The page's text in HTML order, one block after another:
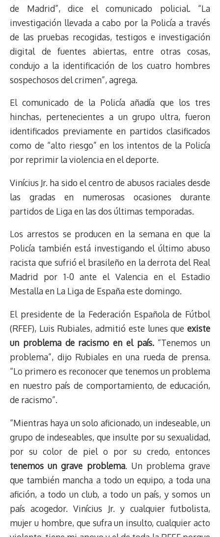
de Madrid”, dice el comunicado policial. “La
investigación llevada a cabo por la Policía a través
de las pruebas recogidas, testigos e investigación
digital de fuentes abiertas, entre otras cosas,
condujo a la identificación de los cuatro hombres
sospechosos del crimen”, agrega.
El comunicado de la Policía añadía que los tres
hinchas, pertenecientes a un grupo ultra, fueron
identificados previamente en partidos clasificados
como de “alto riesgo” en los intentos de la Policía
por reprimir la violencia en el deporte.
Vinícius Jr. ha sido el centro de abusos raciales desde
las gradas en numerosas ocasiones durante
partidos de Liga en las dos últimas temporadas.
Los arrestos se producen en la semana en que la
Policía también está investigando el último abuso
racista que sufrió el brasileño en la derrota del Real
Madrid por 1-0 ante el Valencia en el Estadio
Mestalla en La Liga de España este domingo.
El presidente de la Federación Española de Fútbol
(RFEF), Luis Rubiales, admitió este lunes que existe
un problema de racismo en el país. “Tenemos un
problema”, dijo Rubiales en una rueda de prensa.
“Lo primero es reconocer que tenemos un problema
en nuestro país de comportamiento, de educación,
de racismo”.
“Mientras haya un solo aficionado, un indeseable, un
grupo de indeseables, que insulte por su sexualidad,
por su color de piel o por su credo, entonces
tenemos un grave problema. Un problema grave
que también mancha a todo un equipo, a toda una
afición, a todo un club, a todo un país, y somos un
país acogedor. Vinícius Jr. y cualquier futbolista,
mujer u hombre, que sufra un insulto, cualquier acto